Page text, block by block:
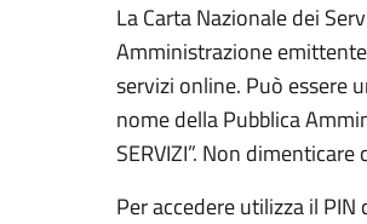
La Carta Nazionale dei
Amministrazione
servizi online. Può essere
nome della Pubblica
SERVIZI”. Non
Per accedere utilizza il